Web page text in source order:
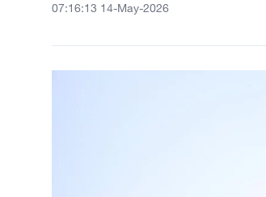
07:16:13 14-May-2026